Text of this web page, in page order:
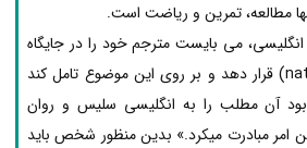
مطالعه، تمرین و ریاضت است.
می­ بایست مترجم خود را در جایگاه
فردی انگلیسی­ زبان (native) قرار دهد و بر روی این موضوع تامل کند
آن مطلب را به انگلیسی سلیس و روان
امر مبادرت می­کرد.» بدین منظور شخص باید